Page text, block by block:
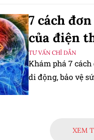
7 cách
của điện
TƯ VẤN CHỈ DẪN
Khám phá 7
di động, bảo vệ
XEM